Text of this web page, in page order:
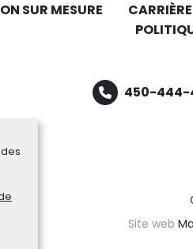
SUR MESURE CARRIÈRE
450-444-
Site web